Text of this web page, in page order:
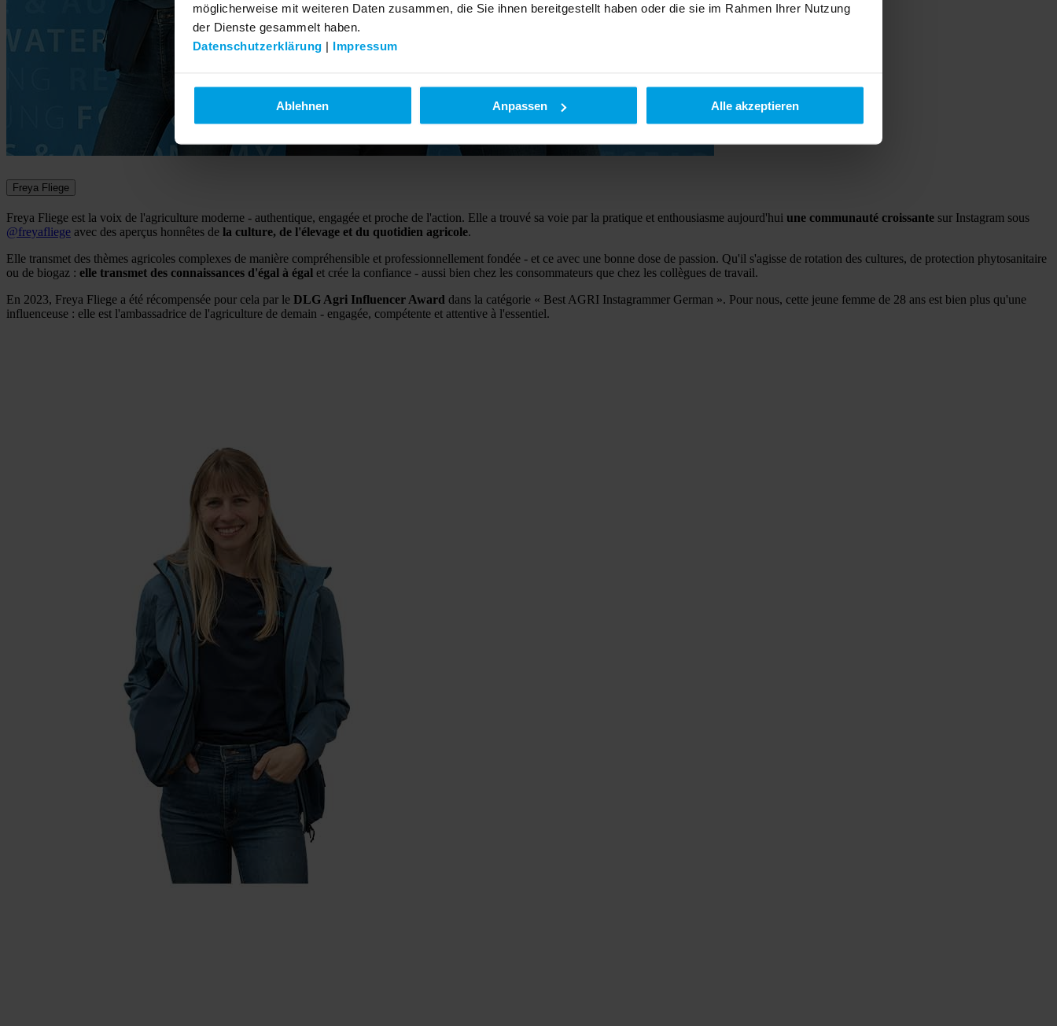
möglicherweise mit weiteren Daten zusammen, die Sie ihnen bereitgestellt haben oder die sie im Rahmen Ihrer Nutzung
der Dienste gesammelt haben.
Datenschutzerklärung | Impressum
Ablehnen Anpassen Alle akzeptieren
Freya Fliege
Freya Fliege est la voix de l'agriculture moderne - authentique, engagée et proche de l'action. Elle a trouvé sa voie par la pratique et enthousiasme aujourd'hui une communauté croissante sur Instagram sous
@freyafliege avec des aperçus honnêtes de la culture, de l'élevage et du quotidien agricole.
Elle transmet des thèmes agricoles complexes de manière compréhensible et professionnellement fondée - et ce avec une bonne dose de passion. Qu'il s'agisse de rotation des cultures, de protection phytosanitaire
ou de biogaz : elle transmet des connaissances d'égal à égal et crée la confiance - aussi bien chez les consommateurs que chez les collègues de travail.
En 2023, Freya Fliege a été récompensée pour cela par le DLG Agri Influencer Award dans la catégorie « Best AGRI Instagrammer German ». Pour nous, cette jeune femme de 28 ans est bien plus qu'une
influenceuse : elle est l'ambassadrice de l'agriculture de demain - engagée, compétente et attentive à l'essentiel.